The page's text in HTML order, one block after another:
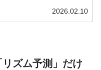
2026.02.10
ズム予測」だけ